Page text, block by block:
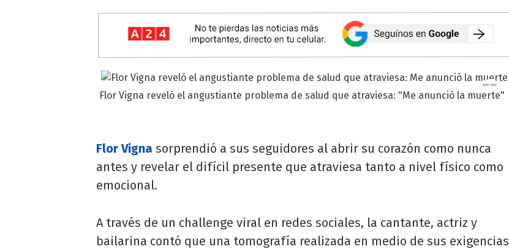
Flor Vigna reveló el angustiante problema de salud que atraviesa: "Me anunció la muerte"
Flor Vigna sorprendió a sus seguidores al abrir su corazón como nunca
antes y revelar el difícil presente que atraviesa tanto a nivel físico como
emocional.
A través de un challenge viral en redes sociales, la cantante, actriz y
bailarina contó que una tomografía realizada en medio de sus exigencias